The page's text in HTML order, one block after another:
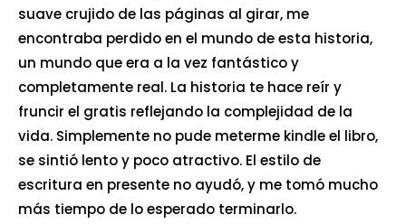
suave crujido de las páginas al girar, me
encontraba perdido en el mundo de esta historia,
un mundo que era a la vez fantástico y
completamente real. La historia te hace reír y
fruncir el gratis reflejando la complejidad de la
vida. Simplemente no pude meterme kindle el libro,
se sintió lento y poco atractivo. El estilo de
escritura en presente no ayudó, y me tomó mucho
más tiempo de lo esperado terminarlo.